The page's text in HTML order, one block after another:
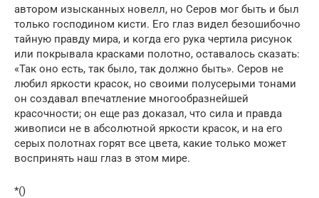
автором изысканных новелл, но Серов мог быть и был
только господином кисти. Его глаз видел безошибочно
тайную правду мира, и когда его рука чертила рисунок
или покрывала красками полотно, оставалось сказать:
«Так оно есть, так было, так должно быть». Серов не
любил яркости красок, но своими полусерыми тонами
он создавал впечатление многообразнейшей
красочности; он еще раз доказал, что сила и правда
живописи не в абсолютной яркости красок, и на его
серых полотнах горят все цвета, какие только может
воспринять наш глаз в этом мире.
*()